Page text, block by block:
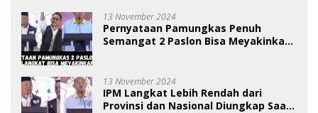
13 November 2024
Pernyataan Pamungkas Penuh
Semangat 2 Paslon Bisa Meyakinkan
13 November 2024
IPM Langkat Lebih Rendah dari
Provinsi dan Nasional Diungkap Saat